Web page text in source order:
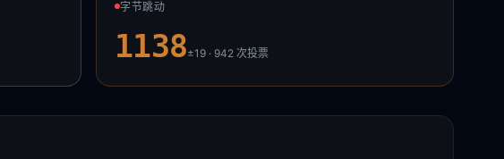
字节跳动
1138±19 · 942次投票